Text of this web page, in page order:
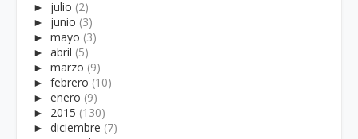
► julio (2)
► junio (3)
► mayo (3)
► abril (5)
► marzo (9)
► febrero (10)
► enero (9)
► 2015 (130)
► diciembre (7)